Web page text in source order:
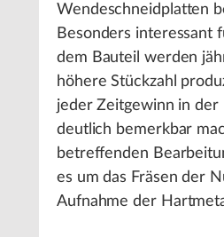
Wendeschneidplatten
Besonders interessant
dem Bauteil werden
höhere Stückzahl
jeder Zeitgewinn in der
deutlich bemerkbar
betreffenden
es um das Fräsen der
Aufnahme der